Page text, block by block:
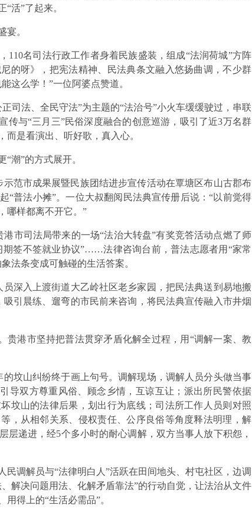
活”了起来。
宴。
110名司法行政工作者身着民族盛装，组成“法润荷城”方阵
的呀》，把宪法精神、民法典条文融入悠扬曲调，不少群
这么学！”一位阿婆点赞道。
司法、全民守法”为主题的“法治号”小火车缓缓驶过，串联
传与“三月三”民俗深度融合的创意巡游，吸引了近3万名群
是看演出、听好歌，真入心。
潮”的方式展开。
示范市成果展暨民族团结进步宣传活动在覃塘区布山古郡布
“普法小摊”。一位大叔翻阅民法典宣传册后说：“以前觉得
哪样都离不开它。”
市司法局带来的一场“法治大转盘”有奖竞答活动点燃了师
期签不签就业协议”……法律咨询台前，普法志愿者用“家常
法条变成可触碰的生活答案。
深入上渡街道大乙岭社区老乡家园，把民法典送到易地搬
引晨练、遛弯的市民前来咨询，将民法典宣传融入市井烟
贵港市坚持把普法贯穿矛盾化解全过程，用“调解一案、教
坟山纠纷终于画上句号。调解现场，调解人员分头做当事
导双方尊重风俗、顾念乡情，互谅互让；派出所民警依据
坟山的法律后果，划出行为底线；司法所工作人员则对照
，从相邻关系、侵权责任、公序良俗等角度释法明理，解
层递进，经5个多小时的耐心调解，双方当事人放下积怨，
调解员与“法律明白人”活跃在田间地头、村屯社区，边调
解决问题用法、化解矛盾靠法”的行动自觉，让法治从文件
得上的“生活必需品”。